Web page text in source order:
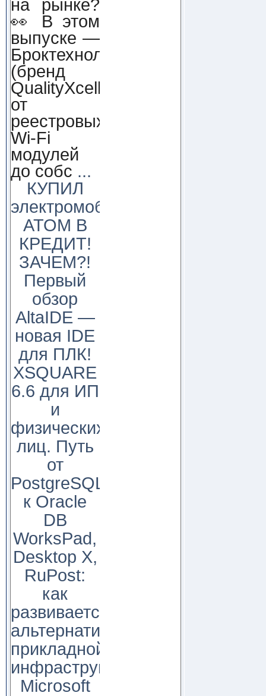
на рынке?
👀 В этом
выпуске —
Броктехнолоджи
(бренд
QualityXcellence):
от
реестровых
Wi-Fi
модулей
до собс ...
КУПИЛ
электромобиль
АТОМ В
КРЕДИТ!
ЗАЧЕМ?!
Первый
обзор
AltaIDE —
новая IDE
для ПЛК!
XSQUARE
6.6 для ИП
и
физических
лиц. Путь
от
PostgreSQL
к Oracle
DB
WorksPad,
Desktop X,
RuPost:
как
развивается
альтернатива
прикладной
инфраструктуре
Microsoft